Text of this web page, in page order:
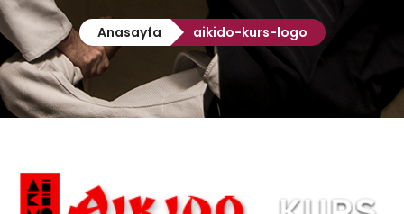
Anasayfa aikido-kurs-logo